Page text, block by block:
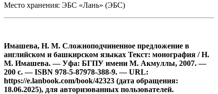
Место хранения: ЭБС «Лань» (ЭБС)
Имашева, Н. М. Сложноподчиненное предложение в
английском и башкирском языках Текст: монография / Н.
М. Имашева. — Уфа: БГПУ имени М. Акмуллы, 2007. —
200 с. — ISBN 978-5-87978-388-9. — URL:
https://e.lanbook.com/book/42323 (дата обращения:
18.06.2025), для авторизованных пользователей.